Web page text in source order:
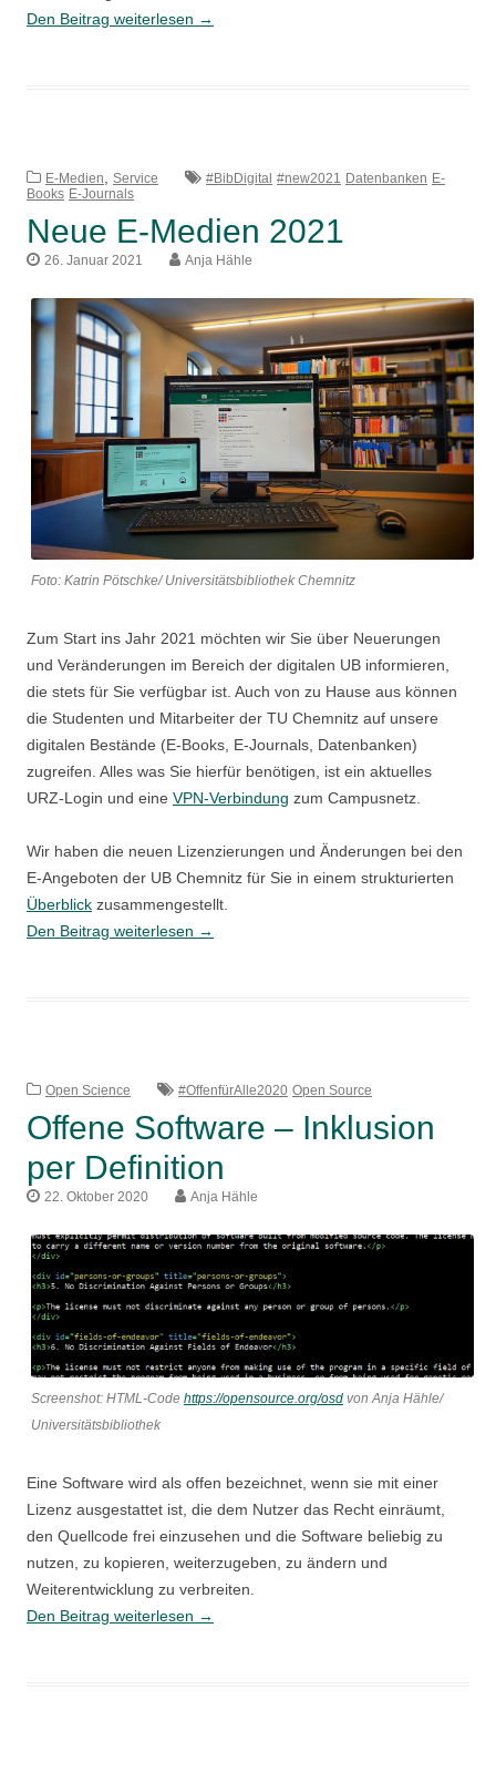
Den Beitrag weiterlesen Neue
→
E-Medien Service #BibDigital #new2021 Datenbanken E-
Books E-Journals
Neue E-Medien 2021
26. Januar 2021 Anja Hähle
Foto: Katrin Pötschke/ Universitätsbibliothek Chemnitz
Zum Start ins Jahr 2021 möchten wir Sie über Neuerungen
und Veränderungen im Bereich der digitalen UB informieren,
die stets für Sie verfügbar ist. Auch von zu Hause aus können
die Studenten und Mitarbeiter der TU Chemnitz auf unsere
digitalen Bestände (E-Books, E-Journals, Datenbanken)
zugreifen. Alles was Sie hierfür benötigen, ist ein aktuelles
URZ-Login und eine VPN-Verbindung zum Campusnetz.
Wir haben die neuen Lizenzierungen und Änderungen bei den
E-Angeboten der UB Chemnitz für Sie in einem strukturierten
Überblick zusammengestellt.
Den Beitrag weiterlesen Neue
→
Open Science #OffenfürAlle2020 Open Source
Offene Software – Inklusion
per Definition
22. Oktober 2020 Anja Hähle
Screenshot: HTML-Code https://opensource.org/osd von Anja Hähle/
Universitätsbibliothek
Eine Software wird als offen bezeichnet, wenn sie mit einer
Lizenz ausgestattet ist, die dem Nutzer das Recht einräumt,
den Quellcode frei einzusehen und die Software beliebig zu
nutzen, zu kopieren, weiterzugeben, zu ändern und
Weiterentwicklung zu verbreiten.
Den Beitrag weiterlesen Offene
→